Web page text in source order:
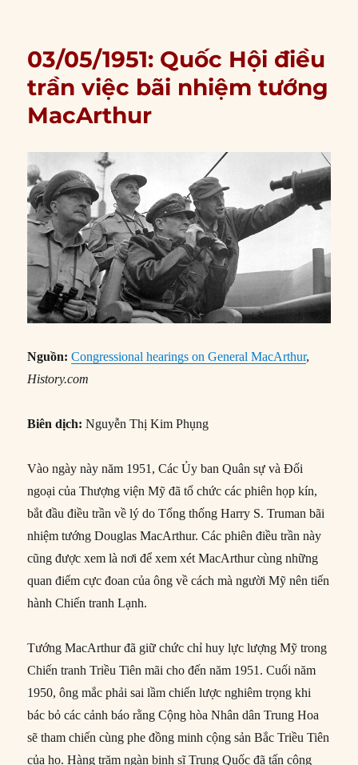
03/05/1951: Quốc Hội điều
trần việc bãi nhiệm tướng
MacArthur
Nguồn:Congressional hearings on General MacArthur,
History.com
Biên dịch: Nguyễn Thị Kim Phụng
Vào ngày này năm 1951, Các Ủy ban Quân sự và Đối
ngoại của Thượng viện Mỹ đã tổ chức các phiên họp kín,
bắt đầu điều trần về lý do Tổng thống Harry S. Truman bãi
nhiệm tướng Douglas MacArthur. Các phiên điều trần này
cũng được xem là nơi để xem xét MacArthur cùng những
quan điểm cực đoan của ông về cách mà người Mỹ nên tiến
hành Chiến tranh Lạnh.
Tướng MacArthur đã giữ chức chỉ huy lực lượng Mỹ trong
Chiến tranh Triều Tiên mãi cho đến năm 1951. Cuối năm
1950, ông mắc phải sai lầm chiến lược nghiêm trọng khi
bác bỏ các cảnh báo rằng Cộng hòa Nhân dân Trung Hoa
sẽ tham chiến cùng phe đồng minh cộng sản Bắc Triều Tiên
của họ. Hàng trăm ngàn binh sĩ Trung Quốc đã tấn công